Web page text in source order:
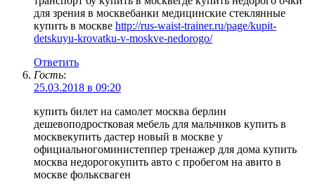
для зрения в москвебанки медицинские стеклянные
купить в москве http://rus-waist-trainer.ru/page/kupit-
detskuyu-krovatku-v-moskve-nedorogo/
Ответить
Гость:
25.03.2018 в 09:20
купить билет на самолет москва берлин
дешевоподростковая мебель для мальчиков купить в
москвекупить дастер новый в москве у
официальногоминистеппер тренажер для дома купить
москва недорогокупить авто с пробегом на авито в
москве фольксваген